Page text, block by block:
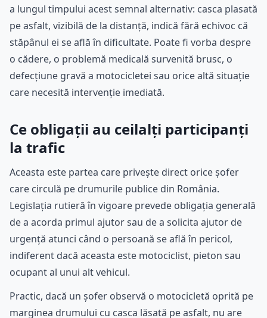
a lungul timpului acest semnal alternativ: casca plasată
pe asfalt, vizibilă de la distanță, indică fără echivoc că
stăpânul ei se află în dificultate. Poate fi vorba despre
o cădere, o problemă medicală survenită brusc, o
defecțiune gravă a motocicletei sau orice altă situație
care necesită intervenție imediată.
Ce obligații au ceilalți participanți
la trafic
Aceasta este partea care privește direct orice șofer
care circulă pe drumurile publice din România.
Legislația rutieră în vigoare prevede obligația generală
de a acorda primul ajutor sau de a solicita ajutor de
urgență atunci când o persoană se află în pericol,
indiferent dacă aceasta este motociclist, pieton sau
ocupant al unui alt vehicul.
Practic, dacă un șofer observă o motocicletă oprită pe
marginea drumului cu casca lăsată pe asfalt, nu are